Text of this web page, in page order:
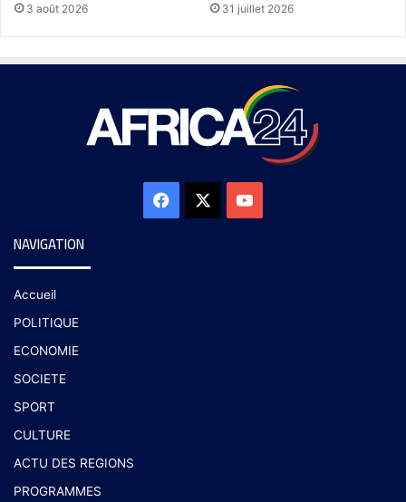
3 août 2026 31 juillet 2026
NAVIGATION
Accueil
POLITIQUE
ECONOMIE
SOCIETE
SPORT
CULTURE
ACTU DES REGIONS
PROGRAMMES